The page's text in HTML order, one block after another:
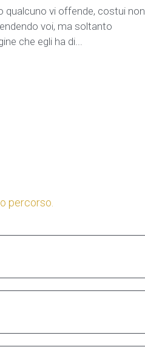
qualcuno vi offende, costui non
voi, ma soltanto
che egli ha di...
percorso.